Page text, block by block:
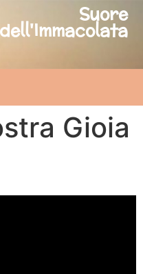
Suore
dell'Immacolata
Gioia